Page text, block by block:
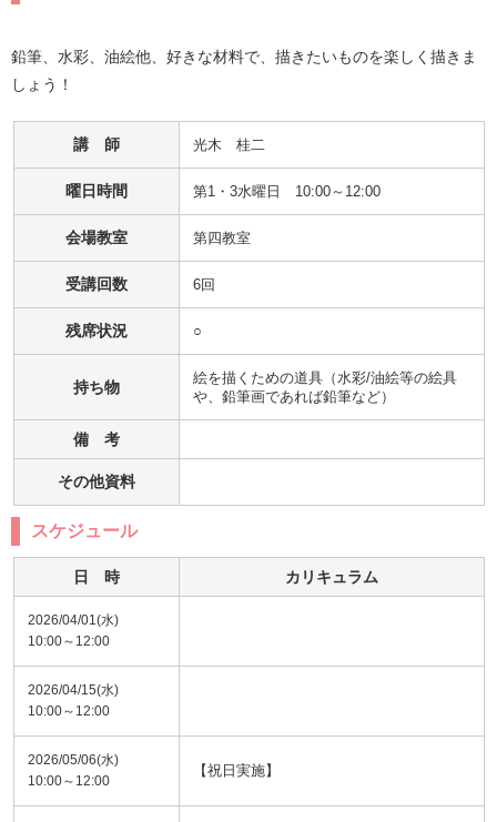
鉛筆、水彩、油絵他、好きな材料で、描きたいものを楽しく描きま
しょう！
講 師 光木　桂二
曜日時間 第1・3水曜日 10:00～12:00
会場教室 第四教室
受講回数 6回
残席状況 ○
持ち物
絵を描くための道具（水彩/油絵等の絵具
や、鉛筆画であれば鉛筆など）
備 考
その他資料
スケジュール
日 時 カリキュラム
2026/04/01(水)
10:00～12:00
2026/04/15(水)
10:00～12:00
2026/05/06(水)
10:00～12:00
【祝日実施】